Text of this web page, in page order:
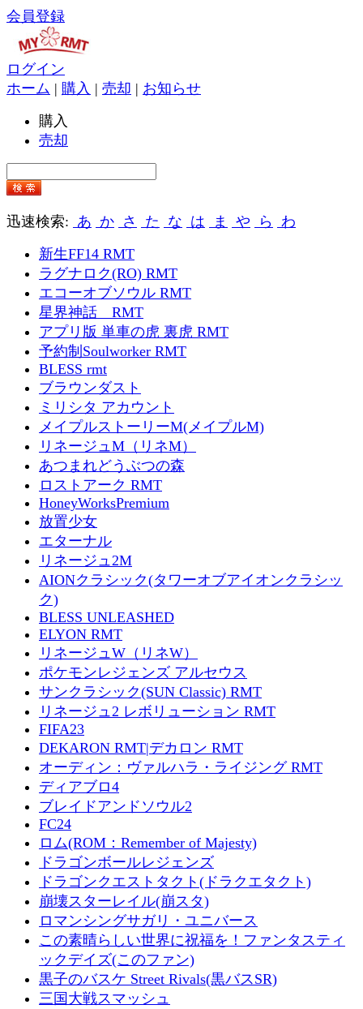
会員登録
ログイン
ホーム | 購入 | 売却 | お知らせ
購入
売却
迅速検索: あ か さ た な は ま や ら わ
新生FF14 RMT
ラグナロク(RO) RMT
エコーオブソウル RMT
星界神話 RMT
アプリ版 単車の虎 裏虎 RMT
予約制Soulworker RMT
BLESS rmt
ブラウンダスト
ミリシタ アカウント
メイプルストーリーM(メイプルM)
リネージュM（リネM）
あつまれどうぶつの森
ロストアーク RMT
HoneyWorksPremium
放置少女
エターナル
リネージュ2M
AIONクラシック(タワーオブアイオンクラシッ
ク)
BLESS UNLEASHED
ELYON RMT
リネージュW（リネW）
ポケモンレジェンズ アルセウス
サンクラシック(SUN Classic) RMT
リネージュ2 レボリューション RMT
FIFA23
DEKARON RMT|デカロン RMT
オーディン：ヴァルハラ・ライジング RMT
ディアブロ4
ブレイドアンドソウル2
FC24
ロム(ROM：Remember of Majesty)
ドラゴンボールレジェンズ
ドラゴンクエストタクト(ドラクエタクト)
崩壊スターレイル(崩スタ)
ロマンシングサガリ・ユニバース
この素晴らしい世界に祝福を！ファンタスティ
ックデイズ(このファン)
黒子のバスケ Street Rivals(黒バスSR)
三国大戦スマッシュ